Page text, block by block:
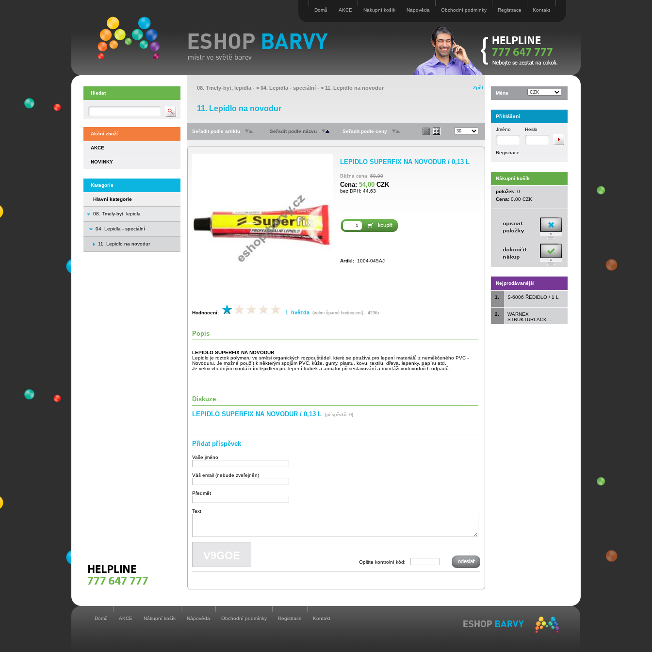
Domů AKCE Nákupní košík Nápověda Obchodní podmínky Registrace Kontakt
Hledat
Akční zboží
AKCE
NOVINKY
Kategorie
Hlavní kategorie
08. Tmely-byt, lepidla
04. Lepidla - speciální
11. Lepidlo na novodur
08. Tmely-byt, lepidla - > 04. Lepidla - speciální - > 11. Lepidlo na novodur Zpět
11. Lepidlo na novodur
Seřadit podle artiklu Seřadit podle názvu Seřadit podle ceny
LEPIDLO SUPERFIX NA NOVODUR / 0,13 L
Běžná cena: 59,00
Cena: 54,00 CZK
bez DPH: 44,63
Artikl: 1004-045AJ
Hodnocení: 1 hvězda (velmi špatné hodnocení) - 4296x
Popis
LEPIDLO SUPERFIX NA NOVODUR
Lepidlo je roztok polymeru ve směsi organických rozpouštědel, které se používá pro lepení materiálů z neměkčeného PVC -
Novoduru. Je možné použít k některým spojům PVC, kůže, gumy, plastu, kovu, textilu, dřeva, lepenky, papíru atd.
Je velmi vhodným montážním lepidlem pro lepení trubek a armatur při sestavování a montáži vodovodních odpadů.
Diskuze
LEPIDLO SUPERFIX NA NOVODUR / 0,13 L (příspěvků: 0)
Přidat příspěvek
Vaše jméno
Váš email (nebude zveřejněn)
Předmět
Text
Opište kontrolní kód:
Měna
Přihlášení
Jméno Heslo
Registrace
Nákupní košík
položek: 0
Cena: 0,00 CZK
Nejprodávanější
1. S-6006 ŘEDIDLO / 1 L
2.
WARNEX
STRUKTURLACK ...
Domů AKCE Nákupní košík Nápověda Obchodní podmínky Registrace Kontakt